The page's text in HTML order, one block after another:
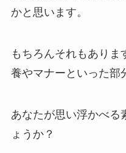
かと思います。
もちろんそれもありま
養やマナーといった部
あなたが思い浮かべる
ょうか？